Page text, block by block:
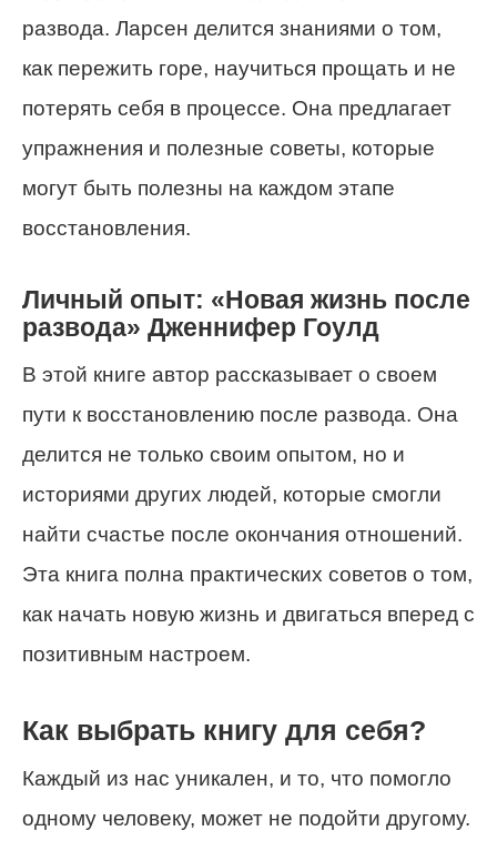
развода. Ларсен делится знаниями о том,
как пережить горе, научиться прощать и не
потерять себя в процессе. Она предлагает
упражнения и полезные советы, которые
могут быть полезны на каждом этапе
восстановления.
Личный опыт: «Новая жизнь после
развода» Дженнифер Гоулд
В этой книге автор рассказывает о своем
пути к восстановлению после развода. Она
делится не только своим опытом, но и
историями других людей, которые смогли
найти счастье после окончания отношений.
Эта книга полна практических советов о том,
как начать новую жизнь и двигаться вперед с
позитивным настроем.
Как выбрать книгу для себя?
Каждый из нас уникален, и то, что помогло
одному человеку, может не подойти другому.